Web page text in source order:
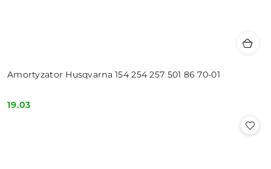
Amortyzator Husqvarna 154 254 257 501 86 70-01
Cena:
19.03